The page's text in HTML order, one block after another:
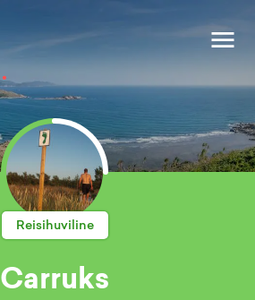
Reisihuviline
Carruks